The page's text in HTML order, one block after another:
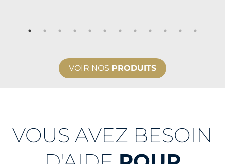
VOIR NOS PRODUITS
VOUS AVEZ BESOIN